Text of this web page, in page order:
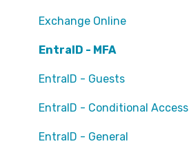
Exchange Online
EntraID - MFA
EntraID - Guests
EntraID - Conditional Access
EntraID - General